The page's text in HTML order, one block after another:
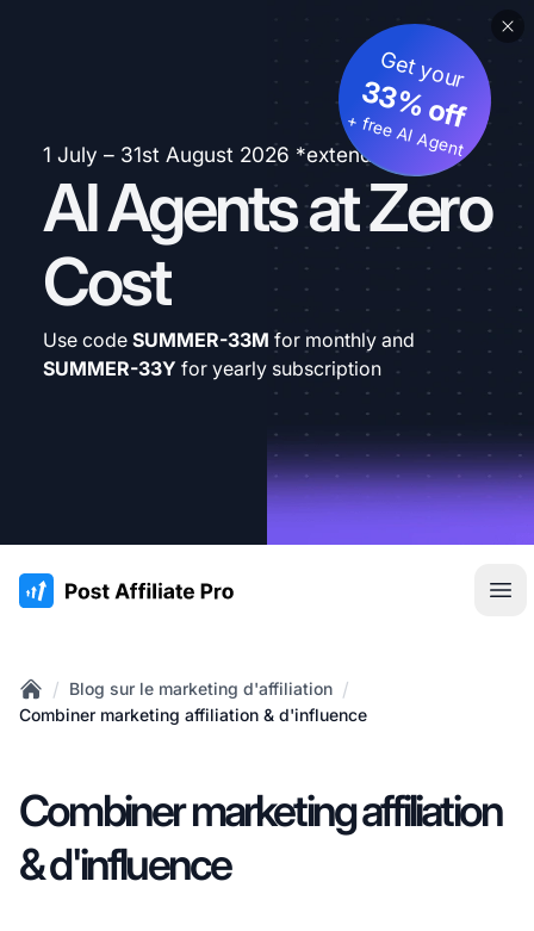
1 July – 31st August 2026 *extended
AI Agents at Zero
Cost
Get your
33% off
+ free AI Agent
Use code SUMMER-33M for monthly and
SUMMER-33Y for yearly subscription
:site.title
Home
/ Blog sur le marketing d'affiliation /
Combiner marketing affiliation & d'influence
Combiner marketing affiliation
& d'influence